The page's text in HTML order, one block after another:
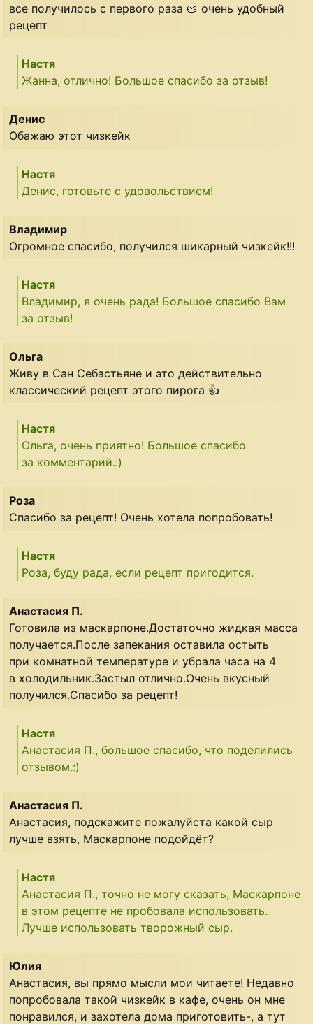
все получилось с первого раза 🥧 очень удобный
рецепт
Настя
Жанна, отлично! Большое спасибо за отзыв!
Денис
Обажаю этот чизкейк
Настя
Денис, готовьте с удовольствием!
Владимир
Огромное спасибо, получился шикарный чизкейк!!!
Настя
Владимир, я очень рада! Большое спасибо Вам
за отзыв!
Ольга
Живу в Сан Себастьяне и это действительно
классический рецепт этого пирога 👍
Настя
Ольга, очень приятно! Большое спасибо
за комментарий.:)
Роза
Спасибо за рецепт! Очень хотела попробовать!
Настя
Роза, буду рада, если рецепт пригодится.
Анастасия П.
Готовила из маскарпоне.Достаточно жидкая масса
получается.После запекания оставила остыть
при комнатной температуре и убрала часа на 4
в холодильник.Застыл отлично.Очень вкусный
получился.Спасибо за рецепт!
Настя
Анастасия П., большое спасибо, что поделились
отзывом.:)
Анастасия П.
Анастасия, подскажите пожалуйста какой сыр
лучше взять, Маскарпоне подойдёт?
Настя
Анастасия П., точно не могу сказать, Маскарпоне
в этом рецепте не пробовала использовать.
Лучше использовать творожный сыр.
Юлия
Анастасия, вы прямо мысли мои читаете! Недавно
попробовала такой чизкейк в кафе, очень он мне
понравился, и захотела дома приготовить-, а тут